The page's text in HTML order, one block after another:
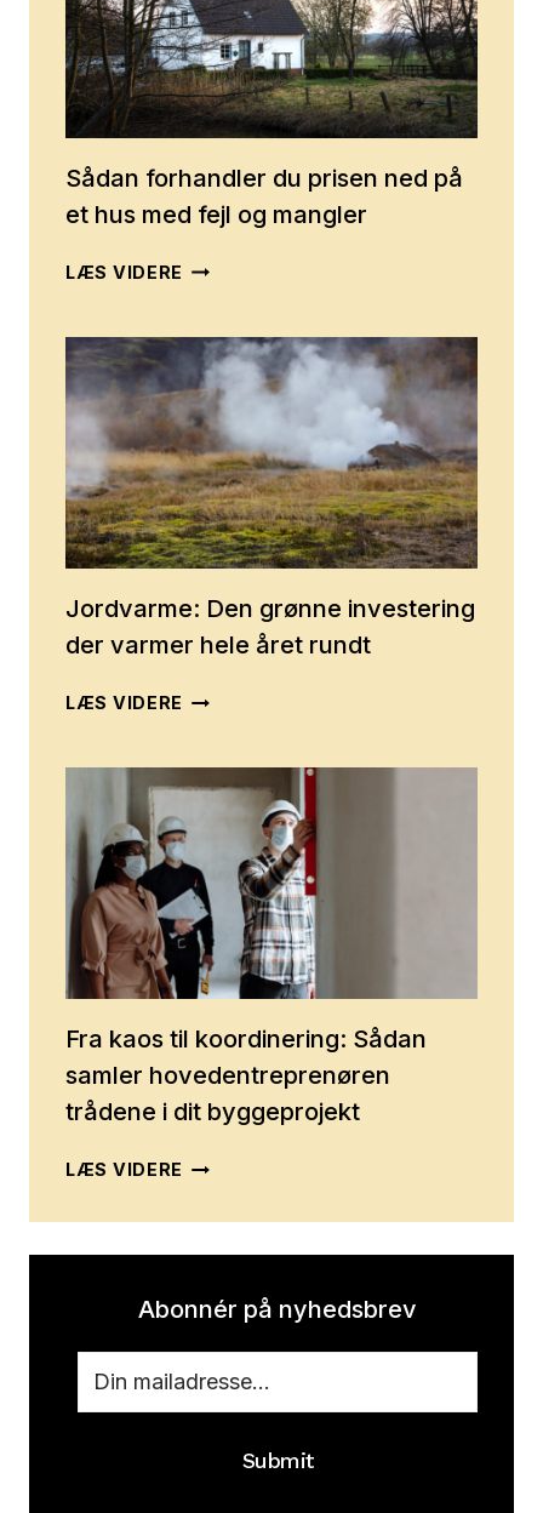
Sådan forhandler du prisen ned på
et hus med fejl og mangler
LÆS VIDERE SÅDAN
PRISEN
NED
PÅ
ET
HUS
MED
FEJL
OG
MANGLER
Jordvarme: Den grønne investering
der varmer hele året rundt
LÆS VIDERE JORDVARME:
INVESTERING
VARMER
HELE
ÅRET
RUNDT
Fra kaos til koordinering: Sådan
samler hovedentreprenøren
trådene i dit byggeprojekt
LÆS VIDERE FRA
TIL
SAMLER
I
DIT
Abonnér på nyhedsbrev
Submit